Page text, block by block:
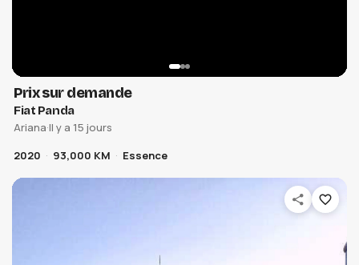
Prix sur demande
Fiat Panda
Ariana·Il y a 15 jours
2020
93,000 KM Essence